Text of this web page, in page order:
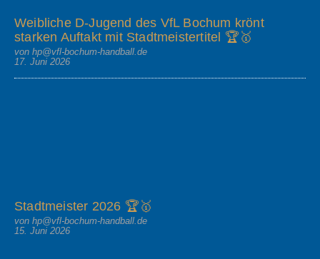
Weibliche D-Jugend des VfL Bochum krönt
starken Auftakt mit Stadtmeistertitel 🏆🥇
von hp@vfl-bochum-handball.de
17. Juni 2026
Stadtmeister 2026 🏆🥇
von hp@vfl-bochum-handball.de
15. Juni 2026